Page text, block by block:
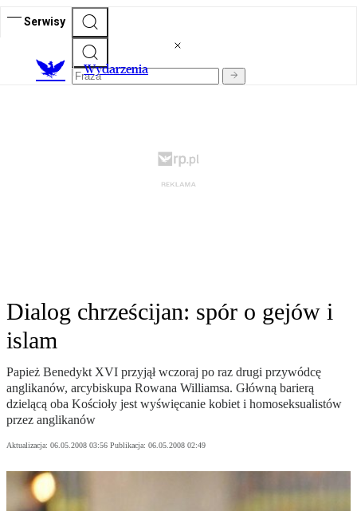
Serwisy
Wydarzenia
Dialog chrześcijan: spór o gejów i
islam
Papież Benedykt XVI przyjął wczoraj po raz drugi przywódcę
anglikanów, arcybiskupa Rowana Williamsa. Główną barierą
dzielącą oba Kościoły jest wyświęcanie kobiet i homoseksualistów
przez anglikanów
Aktualizacja: 06.05.2008 03:56 Publikacja: 06.05.2008 02:49